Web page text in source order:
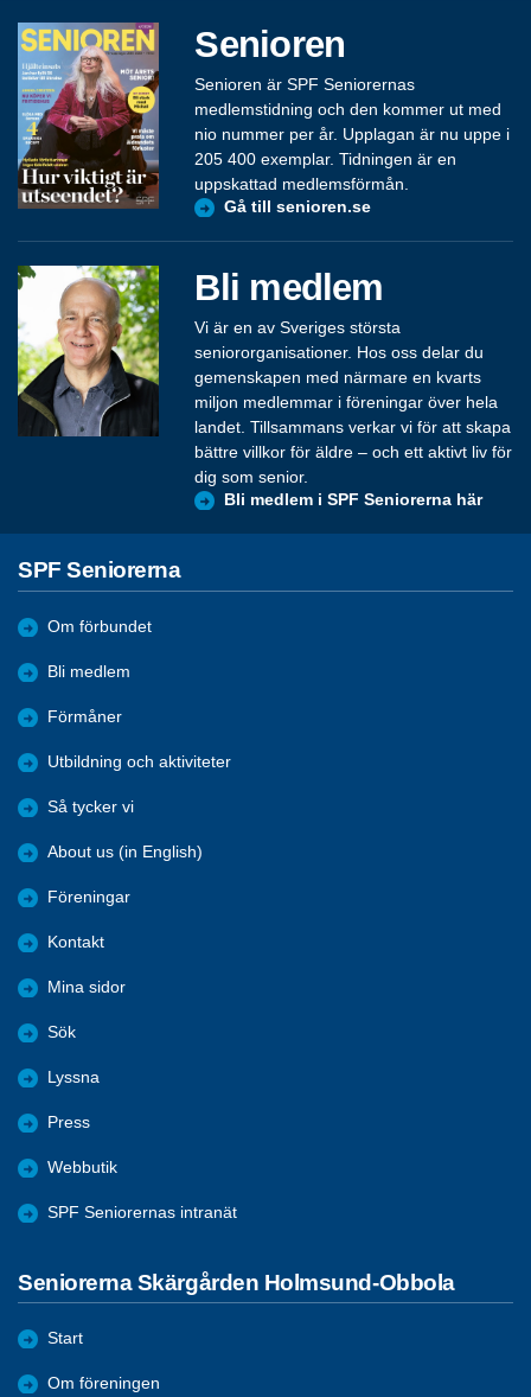
Senioren
Senioren är SPF Seniorernas
medlemstidning och den kommer ut med
nio nummer per år. Upplagan är nu uppe i
205 400 exemplar. Tidningen är en
uppskattad medlemsförmån.
Gå till senioren.se
Bli medlem
Vi är en av Sveriges största
seniororganisationer. Hos oss delar du
gemenskapen med närmare en kvarts
miljon medlemmar i föreningar över hela
landet. Tillsammans verkar vi för att skapa
bättre villkor för äldre – och ett aktivt liv för
dig som senior.
Bli medlem i SPF Seniorerna här
SPF Seniorerna
Om förbundet
Bli medlem
Förmåner
Utbildning och aktiviteter
Så tycker vi
About us (in English)
Föreningar
Kontakt
Mina sidor
Sök
Lyssna
Press
Webbutik
SPF Seniorernas intranät
Seniorerna Skärgården Holmsund-Obbola
Start
Om föreningen